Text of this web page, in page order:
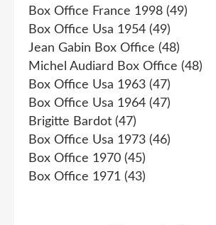
Box Office France 1998 (49)
Box Office Usa 1954 (49)
Jean Gabin Box Office (48)
Michel Audiard Box Office (48)
Box Office Usa 1963 (47)
Box Office Usa 1964 (47)
Brigitte Bardot (47)
Box Office Usa 1973 (46)
Box Office 1970 (45)
Box Office 1971 (43)